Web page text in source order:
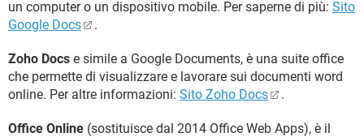
un computer o un dispositivo mobile. Per saperne di più: Sito
Google Docs
.
Zoho Docs e simile a Google Documents, è una suite office
che permette di visualizzare e lavorare sui documenti word
online. Per altre informazioni: Sito Zoho Docs .
Office Online (sostituisce dal 2014 Office Web Apps), è il